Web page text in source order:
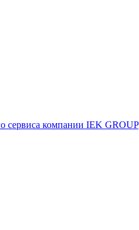
сервиса компании IEK GROUP